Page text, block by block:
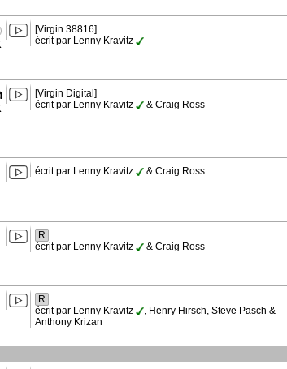
[Virgin 38816]
écrit par Lenny Kravitz
[Virgin Digital]
écrit par Lenny Kravitz
& Craig Ross
écrit par Lenny Kravitz & Craig Ross
R
écrit par Lenny Kravitz
& Craig Ross
R
écrit par Lenny Kravitz
, Henry Hirsch, Steve Pasch &
Anthony Krizan